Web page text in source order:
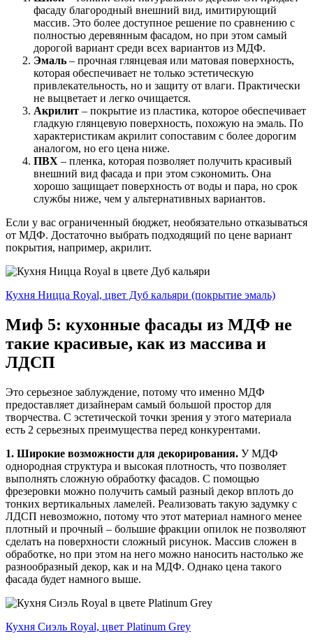
фасаду благородный внешний вид, имитирующий
массив. Это более доступное решение по сравнению с
полностью деревянным фасадом, но при этом самый
дорогой вариант среди всех вариантов из МДФ.
Эмаль – прочная глянцевая или матовая поверхность,
которая обеспечивает не только эстетическую
привлекательность, но и защиту от влаги. Практически
не выцветает и легко очищается.
Акрилит – покрытие из пластика, которое обеспечивает
гладкую глянцевую поверхность, похожую на эмаль. По
характеристикам акрилит сопоставим с более дорогим
аналогом, но его цена ниже.
ПВХ – пленка, которая позволяет получить красивый
внешний вид фасада и при этом сэкономить. Она
хорошо защищает поверхность от воды и пара, но срок
службы ниже, чем у альтернативных вариантов.
Если у вас ограниченный бюджет, необязательно отказываться
от МДФ. Достаточно выбрать подходящий по цене вариант
покрытия, например, акрилит.
Кухня Ницца Royal, цвет Дуб кальяри (покрытие эмаль)
Миф 5: кухонные фасады из МДФ не
такие красивые, как из массива и
ЛДСП
Это серьезное заблуждение, потому что именно МДФ
предоставляет дизайнерам самый большой простор для
творчества. С эстетической точки зрения у этого материала
есть 2 серьезных преимущества перед конкурентами.
1. Широкие возможности для декорирования. У МДФ
однородная структура и высокая плотность, что позволяет
выполнять сложную обработку фасадов. С помощью
фрезеровки можно получить самый разный декор вплоть до
тонких вертикальных ламелей. Реализовать такую задумку с
ЛДСП невозможно, потому что этот материал намного менее
плотный и прочный – большие фракции опилок не позволяют
сделать на поверхности сложный рисунок. Массив сложен в
обработке, но при этом на него можно наносить настолько же
разнообразный декор, как и на МДФ. Однако цена такого
фасада будет намного выше.
Кухня Сиэль Royal, цвет Platinum Grey